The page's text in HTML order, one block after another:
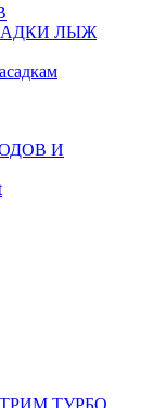
ЛЫЖ
И
ТУРБО